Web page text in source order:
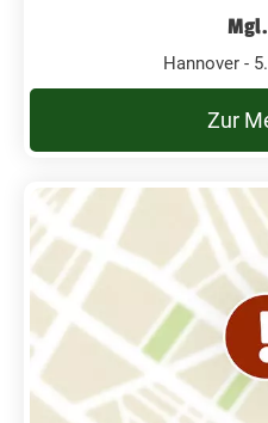
Hannover -
Zur